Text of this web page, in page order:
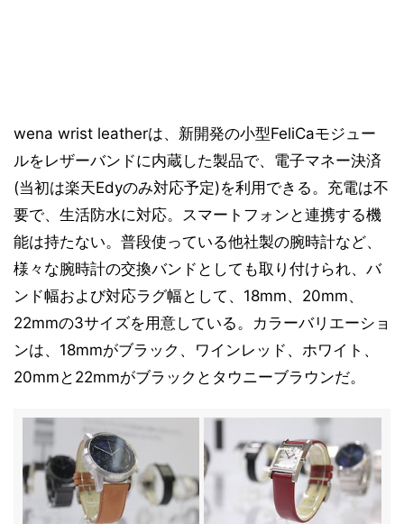
wena wrist leatherは、新開発の小型FeliCaモジュー
ルをレザーバンドに内蔵した製品で、電子マネー決済
(当初は楽天Edyのみ対応予定)を利用できる。充電は不
要で、生活防水に対応。スマートフォンと連携する機
能は持たない。普段使っている他社製の腕時計など、
様々な腕時計の交換バンドとしても取り付けられ、バ
ンド幅および対応ラグ幅として、18mm、20mm、
22mmの3サイズを用意している。カラーバリエーショ
ンは、18mmがブラック、ワインレッド、ホワイト、
20mmと22mmがブラックとタウニーブラウンだ。